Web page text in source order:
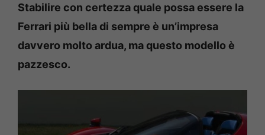
Stabilire con certezza quale possa essere la
Ferrari più bella di sempre è un’impresa
davvero molto ardua, ma questo modello è
pazzesco.